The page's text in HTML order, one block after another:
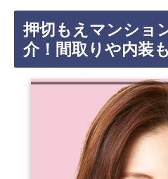
押切もえマンショ
介！間取りや内装